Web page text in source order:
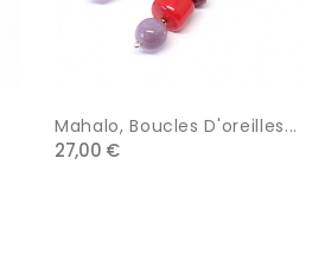
Mahalo, Boucles D'oreilles...
27,00 €